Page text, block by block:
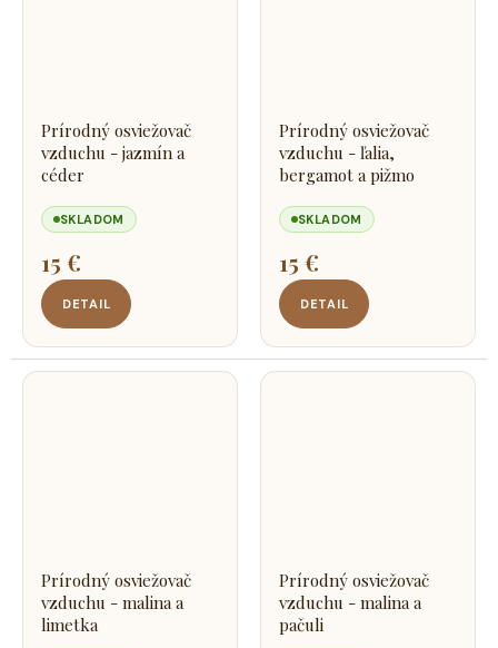
Prírodný osviežovač
vzduchu - jazmín a
céder
SKLADOM
15 €
DETAIL
Prírodný osviežovač
vzduchu - ľalia,
bergamot a pižmo
SKLADOM
15 €
DETAIL
Prírodný osviežovač
vzduchu - malina a
limetka
Prírodný osviežovač
vzduchu - malina a
pačuli